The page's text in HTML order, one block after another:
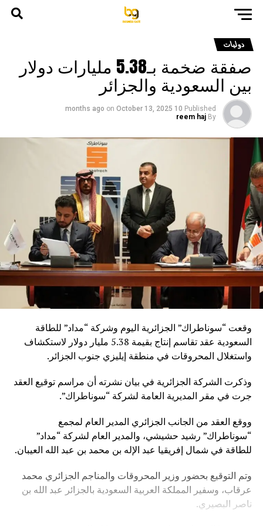
دوليات
صفقة ضخمة بـ5.38 مليارات دولار
بين السعودية والجزائر
Published
10 months ago
on October 13, 2025
By
reem haj
وقعت “سوناطراك” الجزائرية اليوم وشركة “مداد” للطاقة
السعودية عقد تقاسم إنتاج بقيمة 5.38 مليار دولار لاستكشاف
واستغلال المحروقات في منطقة إيليزي جنوب الجزائر.
وذكرت الشركة الجزائرية في بيان نشرته أن مراسم توقيع العقد
جرت في مقر المديرية العامة لشركة “سوناطراك”.
ووقع العقد من الجانب الجزائري المدير العام لمجمع
“سوناطراك” رشيد حشيشي، والمدير العام لشركة “مداد”
للطاقة في شمال إفريقيا عبد الإله بن محمد بن عبد الله العيبان.
وتم التوقيع بحضور وزير المحروقات والمناجم الجزائري محمد
عرقاب، وسفير المملكة العربية السعودية بالجزائر عبد الله بن
ناصر البصيري.